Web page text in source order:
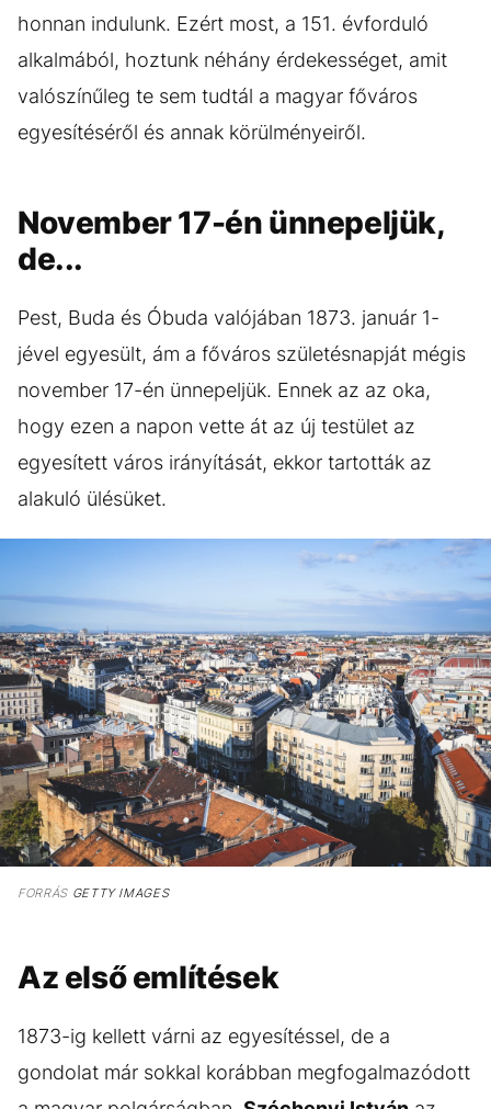
honnan indulunk. Ezért most, a 151. évforduló
alkalmából, hoztunk néhány érdekességet, amit
valószínűleg te sem tudtál a magyar főváros
egyesítéséről és annak körülményeiről.
November 17-én ünnepeljük,
de...
Pest, Buda és Óbuda valójában 1873. január 1-
jével egyesült, ám a főváros születésnapját mégis
november 17-én ünnepeljük. Ennek az az oka,
hogy ezen a napon vette át az új testület az
egyesített város irányítását, ekkor tartották az
alakuló ülésüket.
FORRÁSGETTY IMAGES
Az első említések
1873-ig kellett várni az egyesítéssel, de a
gondolat már sokkal korábban megfogalmazódott